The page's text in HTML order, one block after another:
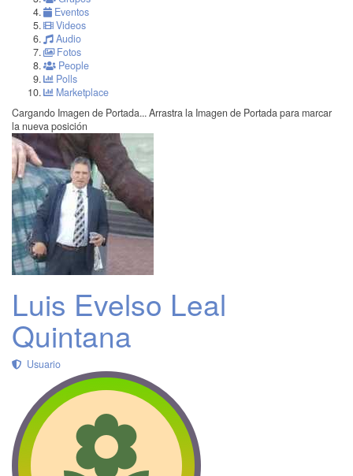
Eventos
Videos
Audio
Fotos
People
Polls
Marketplace
Cargando Imagen de Portada... Arrastra la Imagen de Portada para marcar
la nueva posición
Luis Evelso Leal
Quintana
Usuario